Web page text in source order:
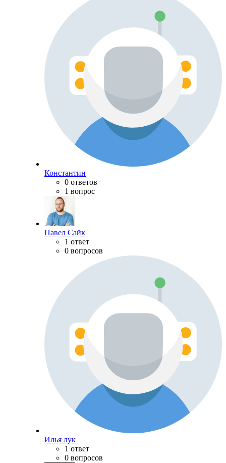
Константин
0 ответов
1 вопрос
Павел Сайк
1 ответ
0 вопросов
Илья лук
1 ответ
0 вопросов